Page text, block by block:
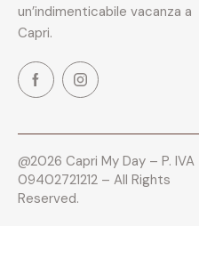
un’indimenticabile vacanza a
Capri.
@2026 Capri My Day – P. IVA
09402721212 – All Rights
Reserved.